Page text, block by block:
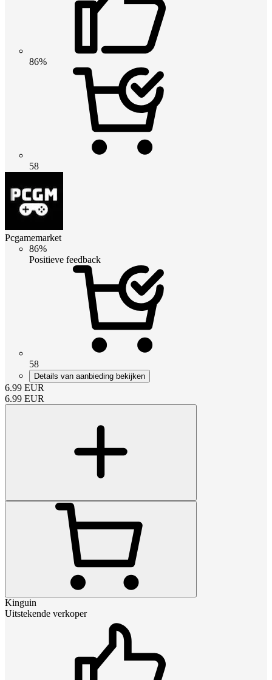
86%
58
Pcgamemarket
86%
Positieve feedback
58
Details van aanbieding bekijken
6.99 EUR
6.99 EUR
Kinguin
Uitstekende verkoper